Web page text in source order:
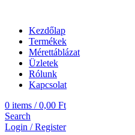
Kezdőlap
Termékek
Mérettáblázat
Üzletek
Rólunk
Kapcsolat
0 items / 0,00 Ft
Search
Login / Register